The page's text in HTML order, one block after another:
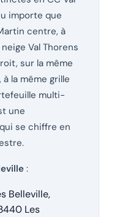
importe que
centre, à
Val Thorens
sur la même
la même grille
multi-
une
se chiffre en
:
Belleville,
Les